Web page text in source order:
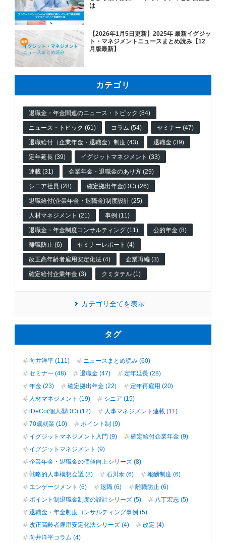
は
【2026年1月5日更新】2025年 最新イグジッ
ト・マネジメントニュースまとめ読み【12
月版最新】
カテゴリ
退職金・年金関連のニュース・トピック (84)
ニュース・トピック (61) コラム (54) セミナー (47)
退職給付（企業年金・退職金）制度 (43) 退職金 (39)
定年延長 (39) イグジットマネジメント (33)
連載 (31) 企業年金・退職金のあり方 (29)
シニア社員 (28) 確定拠出年金(DC) (26)
退職給付(企業年金・退職金)制度設計 (25)
人材マネジメント (21) 事例 (11)
退職金・年金制度コンサルティング (11) 公的年金 (8)
離職防止 (6) セミナーレポート (4)
改正高年齢者雇用安定化法 (4) 企業再編 (3)
確定給付企業年金 (3) クミタテル (1)
カテゴリ全てを表示
タグ
向井洋平 (111)
ニュースまとめ読み (60)
セミナー (48)
退職金 (47)
定年延長 (28)
年金 (23)
確定拠出年金 (22)
定年再雇用 (20)
人材マネジメント (19)
シニア (15)
iDeCo(個人型DC) (12)
人事マネジメント連載 (11)
70歳就業 (10)
ポイント制 (9)
イグジットマネジメント入門 (9)
確定給付企業年金 (9)
イグジットマネジメント (9)
企業年金・退職金の価値向上シリーズ (8)
戦略的人事構想会議 (8)
石川泰 (6)
報酬制度 (6)
エンゲージメント (6)
退職 (6)
離職防止 (6)
ポイント制退職金制度の設計シリーズ (5)
八丁宏志 (5)
退職金・年金制度コンサルティング事例 (5)
改正高齢者雇用安定化法シリーズ (4)
改定 (4)
向井洋平コラム (4)